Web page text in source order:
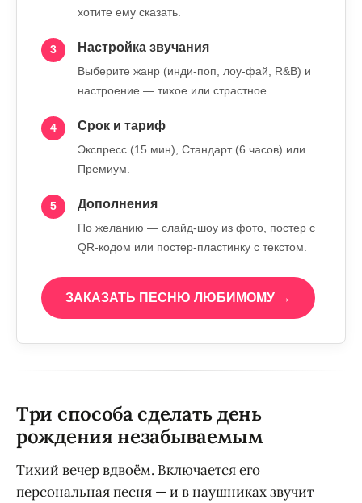
хотите ему сказать.
3 Настройка звучания
Выберите жанр (инди-поп, лоу-фай, R&B) и
настроение — тихое или страстное.
4 Срок и тариф
Экспресс (15 мин), Стандарт (6 часов) или
Премиум.
5 Дополнения
По желанию — слайд-шоу из фото, постер с
QR-кодом или постер-пластинку с текстом.
ЗАКАЗАТЬ ПЕСНЮ ЛЮБИМОМУ →
Три способа сделать день
рождения незабываемым
Тихий вечер вдвоём. Включается его
персональная песня — и в наушниках звучит